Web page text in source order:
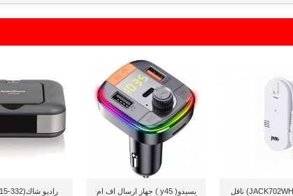
جي وين (JACK702WHT) ناقل
يسيدو( y45 ) جهاز ارسال اف ام